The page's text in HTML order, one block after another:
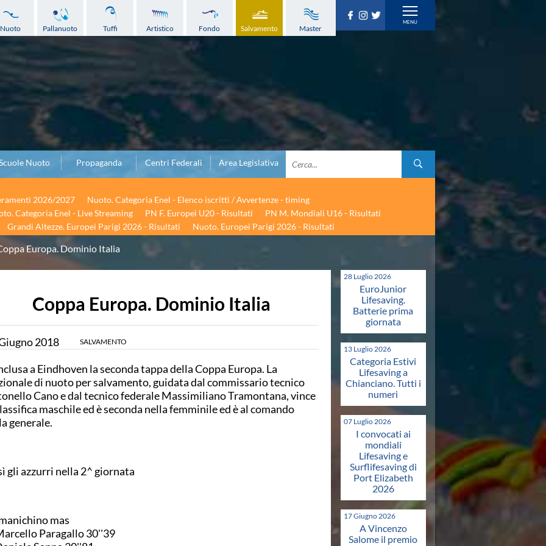
Nuoto Pallanuoto Tuffi Artistico Fondo Salvamento Master
Nuoto Propaganda Centri Federali Area Legislativa
2026/2027
Nuoto. Categoria Enel - Elenco iscritti / Avvertenze - timing
Categoria Enel - Live Streaming PN F. Europei U20 - Risultati
PN M. Mondiali U16 - Risultati
Grandi Altezze. Europei Parigi 2026 - Risultati Nuoto. Europei Parigi 2026 - Risultati
Europa. Dominio Italia
Coppa Europa. Dominio Italia
2018 SALVAMENTO
a Eindhoven la seconda tappa della Coppa Europa. La
di nuoto per salvamento, guidata dal commissario tecnico
Cano e dal tecnico federale Massimiliano Tramontana, vince
maschile ed è seconda nella femminile ed è al comando
generale.
gli azzurri nella 2^ giornata
mas
Paragallo 30''39
28 Luglio 2026
EuroJunior
Lifesaving.
Batterie prima
giornata
13 Luglio 2026
Categoria Estivi
Lifesaving a
Chianciano. Tutti i
numeri
07 Luglio 2026
I convocati ai
mondiali
Lifesaving e
Surflifesaving di
Port Elizabeth
2026
17 Giugno 2026
A Vincenzo
Salome il premio